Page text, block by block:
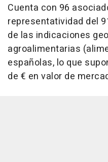
Cuenta con 96
representatividad del
de las indicaciones
agroalimentarias
españolas, lo que
de € en valor de